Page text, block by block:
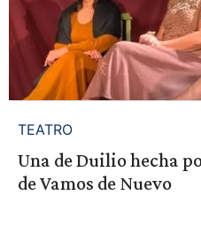
TEATRO
Una de Duilio hecha
de Vamos de Nuevo